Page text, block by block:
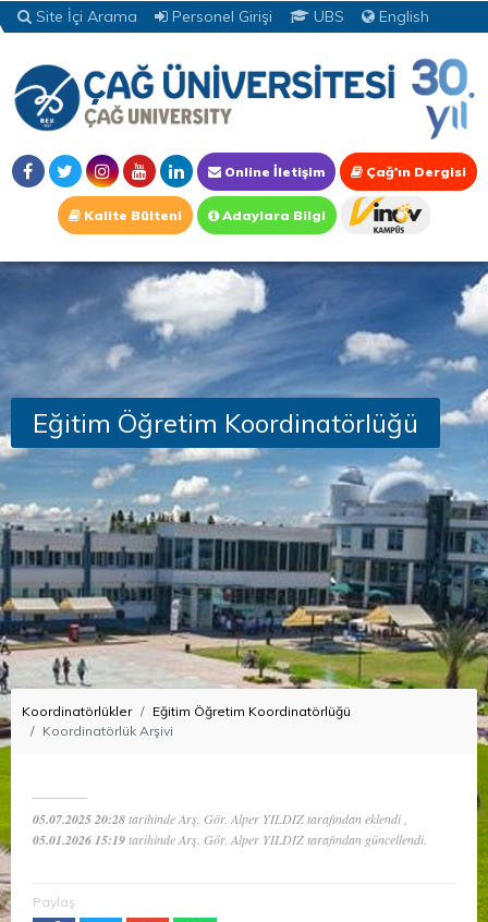
Site İçi Arama Personel Girişi UBS English
Online İletişim Çağ'ın Dergisi
Kalite Bülteni Adaylara Bilgi
Eğitim Öğretim Koordinatörlüğü
Koordinatörlükler
Eğitim Öğretim Koordinatörlüğü
Koordinatörlük Arşivi
05.07.2025 20:28tarihinde Arş. Gör. Alper YILDIZ tarafından eklendi ,
05.01.2026 15:19tarihinde Arş. Gör. Alper YILDIZ tarafından güncellendi.
Paylaş